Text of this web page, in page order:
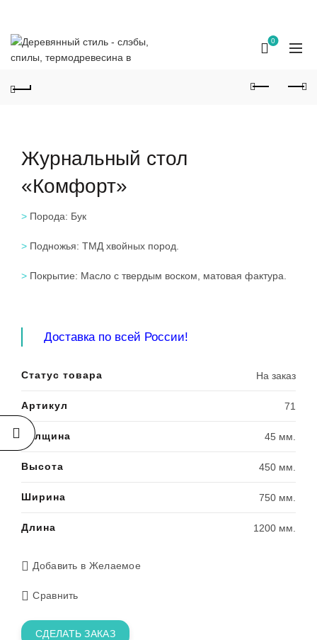
0
Журнальный стол
«Комфорт»
> Порода: Бук
> Подножья: ТМД хвойных пород.
> Покрытие: Масло с твердым воском, матовая фактура.
Доставка по всей России!
Статус товара На заказ
Артикул 71
Толщина 45 мм.
Высота 450 мм.
Ширина 750 мм.
Длина 1200 мм.
Добавить в Желаемое
Сравнить
СДЕЛАТЬ ЗАКАЗ